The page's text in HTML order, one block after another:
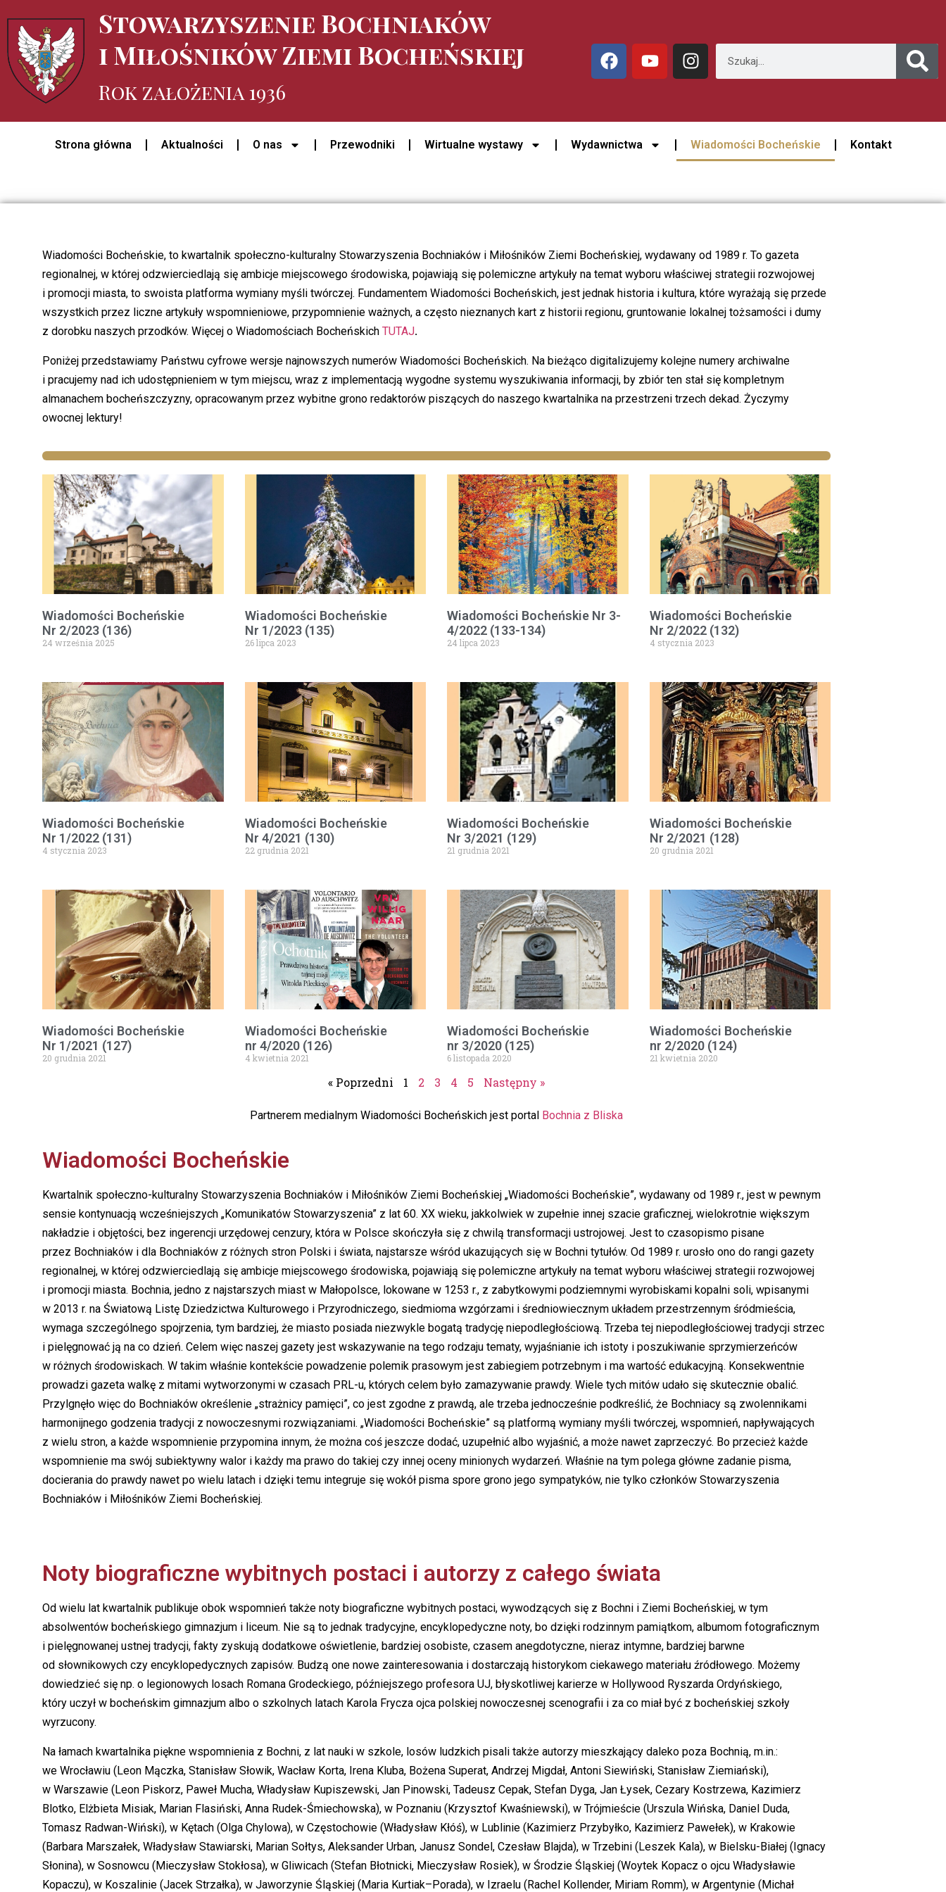
Stowarzyszenie Bochniaków
i Miłośników Ziemi Bocheńskiej
Rok założenia 1936
Strona główna Aktualności O nas Przewodniki Wirtualne wystawy Wydawnictwa Wiadomości Bocheńskie Kontakt
Wiadomości Bocheńskie, to kwartalnik społeczno-kulturalny Stowarzyszenia Bochniaków i Miłośników Ziemi Bocheńskiej, wydawany od 1989 r. To gazeta
regionalnej, w której odzwierciedlają się ambicje miejscowego środowiska, pojawiają się polemiczne artykuły na temat wyboru właściwej strategii rozwojowej
i promocji miasta, to swoista platforma wymiany myśli twórczej. Fundamentem Wiadomości Bocheńskich, jest jednak historia i kultura, które wyrażają się przede
wszystkich przez liczne artykuły wspomnieniowe, przypomnienie ważnych, a często nieznanych kart z historii regionu, gruntowanie lokalnej tożsamości i dumy
z dorobku naszych przodków. Więcej o Wiadomościach Bocheńskich TUTAJ.
Poniżej przedstawiamy Państwu cyfrowe wersje najnowszych numerów Wiadomości Bocheńskich. Na bieżąco digitalizujemy kolejne numery archiwalne
i pracujemy nad ich udostępnieniem w tym miejscu, wraz z implementacją wygodne systemu wyszukiwania informacji, by zbiór ten stał się kompletnym
almanachem bocheńszczyzny, opracowanym przez wybitne grono redaktorów piszących do naszego kwartalnika na przestrzeni trzech dekad. Życzymy
owocnej lektury!
Wiadomości Bocheńskie
Nr 2/2023 (136)
24 września 2025
Wiadomości Bocheńskie
Nr 1/2023 (135)
26 lipca 2023
Wiadomości Bocheńskie Nr 3-
4/2022 (133-134)
24 lipca 2023
Wiadomości Bocheńskie
Nr 2/2022 (132)
4 stycznia 2023
Wiadomości Bocheńskie
Nr 1/2022 (131)
4 stycznia 2023
Wiadomości Bocheńskie
Nr 4/2021 (130)
22 grudnia 2021
Wiadomości Bocheńskie
Nr 3/2021 (129)
21 grudnia 2021
Wiadomości Bocheńskie
Nr 2/2021 (128)
20 grudnia 2021
Wiadomości Bocheńskie
Nr 1/2021 (127)
20 grudnia 2021
Wiadomości Bocheńskie
nr 4/2020 (126)
4 kwietnia 2021
Wiadomości Bocheńskie
nr 3/2020 (125)
6 listopada 2020
Wiadomości Bocheńskie
nr 2/2020 (124)
21 kwietnia 2020
« Poprzedni 1 2 3 4 5 Następny »
Partnerem medialnym Wiadomości Bocheńskich jest portal Bochnia z Bliska
Wiadomości Bocheńskie
Kwartalnik społeczno-kulturalny Stowarzyszenia Bochniaków i Miłośników Ziemi Bocheńskiej „Wiadomości Bocheńskie”, wydawany od 1989 r., jest w pewnym
sensie kontynuacją wcześniejszych „Komunikatów Stowarzyszenia” z lat 60. XX wieku, jakkolwiek w zupełnie innej szacie graficznej, wielokrotnie większym
nakładzie i objętości, bez ingerencji urzędowej cenzury, która w Polsce skończyła się z chwilą transformacji ustrojowej. Jest to czasopismo pisane
przez Bochniaków i dla Bochniaków z różnych stron Polski i świata, najstarsze wśród ukazujących się w Bochni tytułów. Od 1989 r. urosło ono do rangi gazety
regionalnej, w której odzwierciedlają się ambicje miejscowego środowiska, pojawiają się polemiczne artykuły na temat wyboru właściwej strategii rozwojowej
i promocji miasta. Bochnia, jedno z najstarszych miast w Małopolsce, lokowane w 1253 r., z zabytkowymi podziemnymi wyrobiskami kopalni soli, wpisanymi
w 2013 r. na Światową Listę Dziedzictwa Kulturowego i Przyrodniczego, siedmioma wzgórzami i średniowiecznym układem przestrzennym śródmieścia,
wymaga szczególnego spojrzenia, tym bardziej, że miasto posiada niezwykle bogatą tradycję niepodległościową. Trzeba tej niepodległościowej tradycji strzec
i pielęgnować ją na co dzień. Celem więc naszej gazety jest wskazywanie na tego rodzaju tematy, wyjaśnianie ich istoty i poszukiwanie sprzymierzeńców
w różnych środowiskach. W takim właśnie kontekście powadzenie polemik prasowym jest zabiegiem potrzebnym i ma wartość edukacyjną. Konsekwentnie
prowadzi gazeta walkę z mitami wytworzonymi w czasach PRL-u, których celem było zamazywanie prawdy. Wiele tych mitów udało się skutecznie obalić.
Przylgnęło więc do Bochniaków określenie „strażnicy pamięci”, co jest zgodne z prawdą, ale trzeba jednocześnie podkreślić, że Bochniacy są zwolennikami
harmonijnego godzenia tradycji z nowoczesnymi rozwiązaniami. „Wiadomości Bocheńskie” są platformą wymiany myśli twórczej, wspomnień, napływających
z wielu stron, a każde wspomnienie przypomina innym, że można coś jeszcze dodać, uzupełnić albo wyjaśnić, a może nawet zaprzeczyć. Bo przecież każde
wspomnienie ma swój subiektywny walor i każdy ma prawo do takiej czy innej oceny minionych wydarzeń. Właśnie na tym polega główne zadanie pisma,
docierania do prawdy nawet po wielu latach i dzięki temu integruje się wokół pisma spore grono jego sympatyków, nie tylko członków Stowarzyszenia
Bochniaków i Miłośników Ziemi Bocheńskiej.
Noty biograficzne wybitnych postaci i autorzy z całego świata
Od wielu lat kwartalnik publikuje obok wspomnień także noty biograficzne wybitnych postaci, wywodzących się z Bochni i Ziemi Bocheńskiej, w tym
absolwentów bocheńskiego gimnazjum i liceum. Nie są to jednak tradycyjne, encyklopedyczne noty, bo dzięki rodzinnym pamiątkom, albumom fotograficznym
i pielęgnowanej ustnej tradycji, fakty zyskują dodatkowe oświetlenie, bardziej osobiste, czasem anegdotyczne, nieraz intymne, bardziej barwne
od słownikowych czy encyklopedycznych zapisów. Budzą one nowe zainteresowania i dostarczają historykom ciekawego materiału źródłowego. Możemy
dowiedzieć się np. o legionowych losach Romana Grodeckiego, późniejszego profesora UJ, błyskotliwej karierze w Hollywood Ryszarda Ordyńskiego,
który uczył w bocheńskim gimnazjum albo o szkolnych latach Karola Frycza ojca polskiej nowoczesnej scenografii i za co miał być z bocheńskiej szkoły
wyrzucony.
Na łamach kwartalnika piękne wspomnienia z Bochni, z lat nauki w szkole, losów ludzkich pisali także autorzy mieszkający daleko poza Bochnią, m.in.:
we Wrocławiu (Leon Mączka, Stanisław Słowik, Wacław Korta, Irena Kluba, Bożena Superat, Andrzej Migdał, Antoni Siewiński, Stanisław Ziemiański),
w Warszawie (Leon Piskorz, Paweł Mucha, Władysław Kupiszewski, Jan Pinowski, Tadeusz Cepak, Stefan Dyga, Jan Łysek, Cezary Kostrzewa, Kazimierz
Blotko, Elżbieta Misiak, Marian Flasiński, Anna Rudek-Śmiechowska), w Poznaniu (Krzysztof Kwaśniewski), w Trójmieście (Urszula Wińska, Daniel Duda,
Tomasz Radwan-Wiński), w Kętach (Olga Chylowa), w Częstochowie (Władysław Kłóś), w Lublinie (Kazimierz Przybyłko, Kazimierz Pawełek), w Krakowie
(Barbara Marszałek, Władysław Stawiarski, Marian Sołtys, Aleksander Urban, Janusz Sondel, Czesław Blajda), w Trzebini (Leszek Kala), w Bielsku-Białej (Ignacy
Słonina), w Sosnowcu (Mieczysław Stokłosa), w Gliwicach (Stefan Błotnicki, Mieczysław Rosiek), w Środzie Śląskiej (Woytek Kopacz o ojcu Władysławie
Kopaczu), w Koszalinie (Jacek Strzałka), w Jaworzynie Śląskiej (Maria Kurtiak–Porada), w Izraelu (Rachel Kollender, Miriam Romm), w Argentynie (Michał